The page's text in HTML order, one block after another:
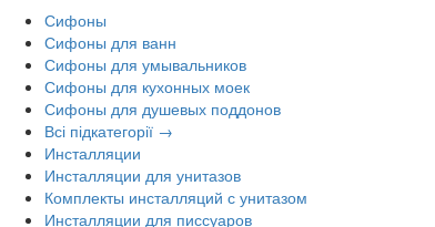
Сифоны
Сифоны для ванн
Сифоны для умывальников
Сифоны для кухонных моек
Сифоны для душевых поддонов
Всі підкатегорії →
Инсталляции
Инсталляции для унитазов
Комплекты инсталляций с унитазом
Инсталляции для писсуаров